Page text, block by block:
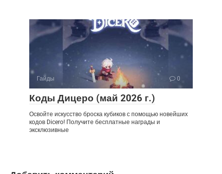
Гайды 0
Коды Дицеро (май 2026 г.)
Освойте искусство броска кубиков с помощью новейших
кодов Dicero! Получите бесплатные награды и
эксклюзивные